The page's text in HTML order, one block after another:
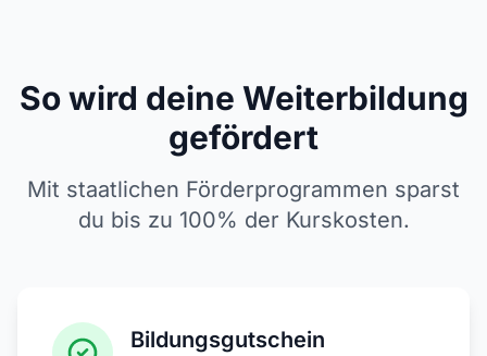
So wird deine Weiterbildung
gefördert
Mit staatlichen Förderprogrammen sparst
du bis zu 100% der Kurskosten.
Bildungsgutschein